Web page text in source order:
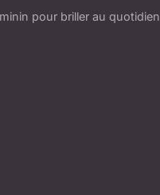
pour briller au quotidien